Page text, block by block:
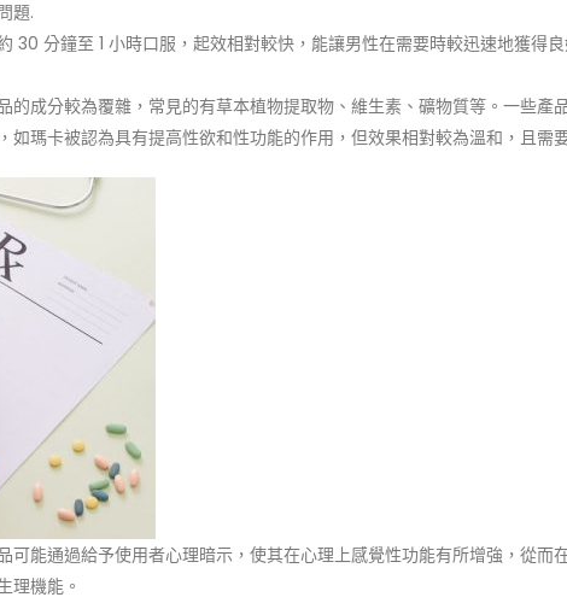
題.
30 分鐘至 1 小時口服，起效相對較快，能讓男性在需要時較迅速地獲得
的成分較為覆雜，常見的有草本植物提取物、維生素、礦物質等。一些產
如瑪卡被認為具有提高性欲和性功能的作用，但效果相對較為溫和，且需
可能通過給予使用者心理暗示，使其在心理上感覺性功能有所增強，從而
理機能。